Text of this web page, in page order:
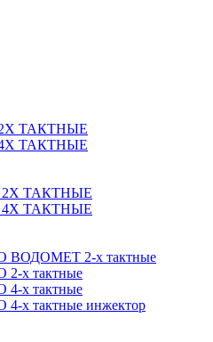
2Х ТАКТНЫЕ
4Х ТАКТНЫЕ
2Х ТАКТНЫЕ
4Х ТАКТНЫЕ
ВОДОМЕТ 2-х тактные
2-х тактные
4-х тактные
4-х тактные инжектор